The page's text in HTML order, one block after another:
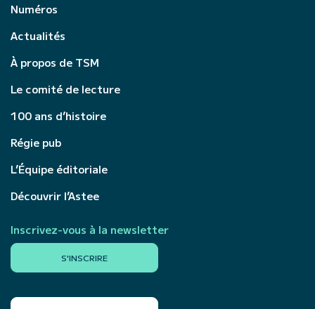
Numéros
Actualités
À propos de TSM
Le comité de lecture
100 ans d’histoire
Régie pub
L’Équipe éditoriale
Découvrir l’Astee
Inscrivez-vous à la newsletter
S'INSCRIRE